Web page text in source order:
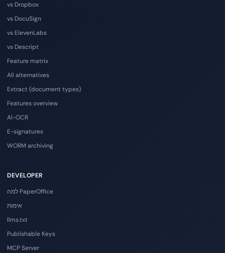
vs Dropbox
vs DocuSign
vs ElevenLabs
vs Descript
Feature matrix
All alternatives
Extract (document types)
Features overview
AI-OCR
E-signatures
WORM archiving
DEVELOPER
למה PaperOffice
אימות
llms.txt
Publishable Keys
MCP Server